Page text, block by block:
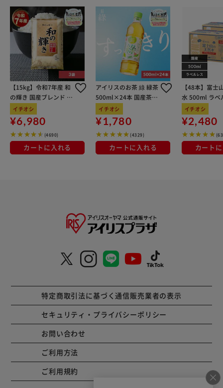
【15kg】令和7年産 和
の輝き 国産ブレンド 5
kg×3袋
イチオシ
¥6,980
(4690)
カートに入れる
アイリスのお茶 綠 緑茶
500ml×24本 国産茶葉
100％使用
イチオシ
¥1,780
(4329)
カートに入れる
【48本】富士
水 500ml ラベ
イチオシ
¥2,480
カート
特定商取引法に基づく通信販売業者の表示
セキュリティ・プライバシーポリシー
お問い合わせ
ご利用方法
ご利用規約